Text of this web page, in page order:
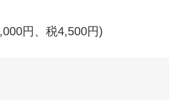
円、税4,500円)